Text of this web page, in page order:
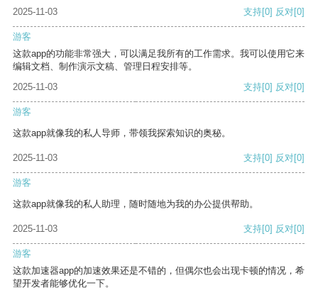
2025-11-03 支持[0] 反对[0]
游客
这款app的功能非常强大，可以满足我所有的工作需求。我可以使用它来
编辑文档、制作演示文稿、管理日程安排等。
2025-11-03
支持[0] 反对[0]
游客
这款app就像我的私人导师，带领我探索知识的奥秘。
2025-11-03 支持[0] 反对[0]
游客
这款app就像我的私人助理，随时随地为我的办公提供帮助。
2025-11-03 支持[0] 反对[0]
游客
这款加速器app的加速效果还是不错的，但偶尔也会出现卡顿的情况，希
望开发者能够优化一下。